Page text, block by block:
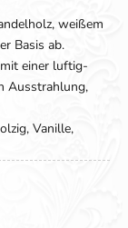
weißem
Basis ab.
einer luftig-
Ausstrahlung,
Vanille,